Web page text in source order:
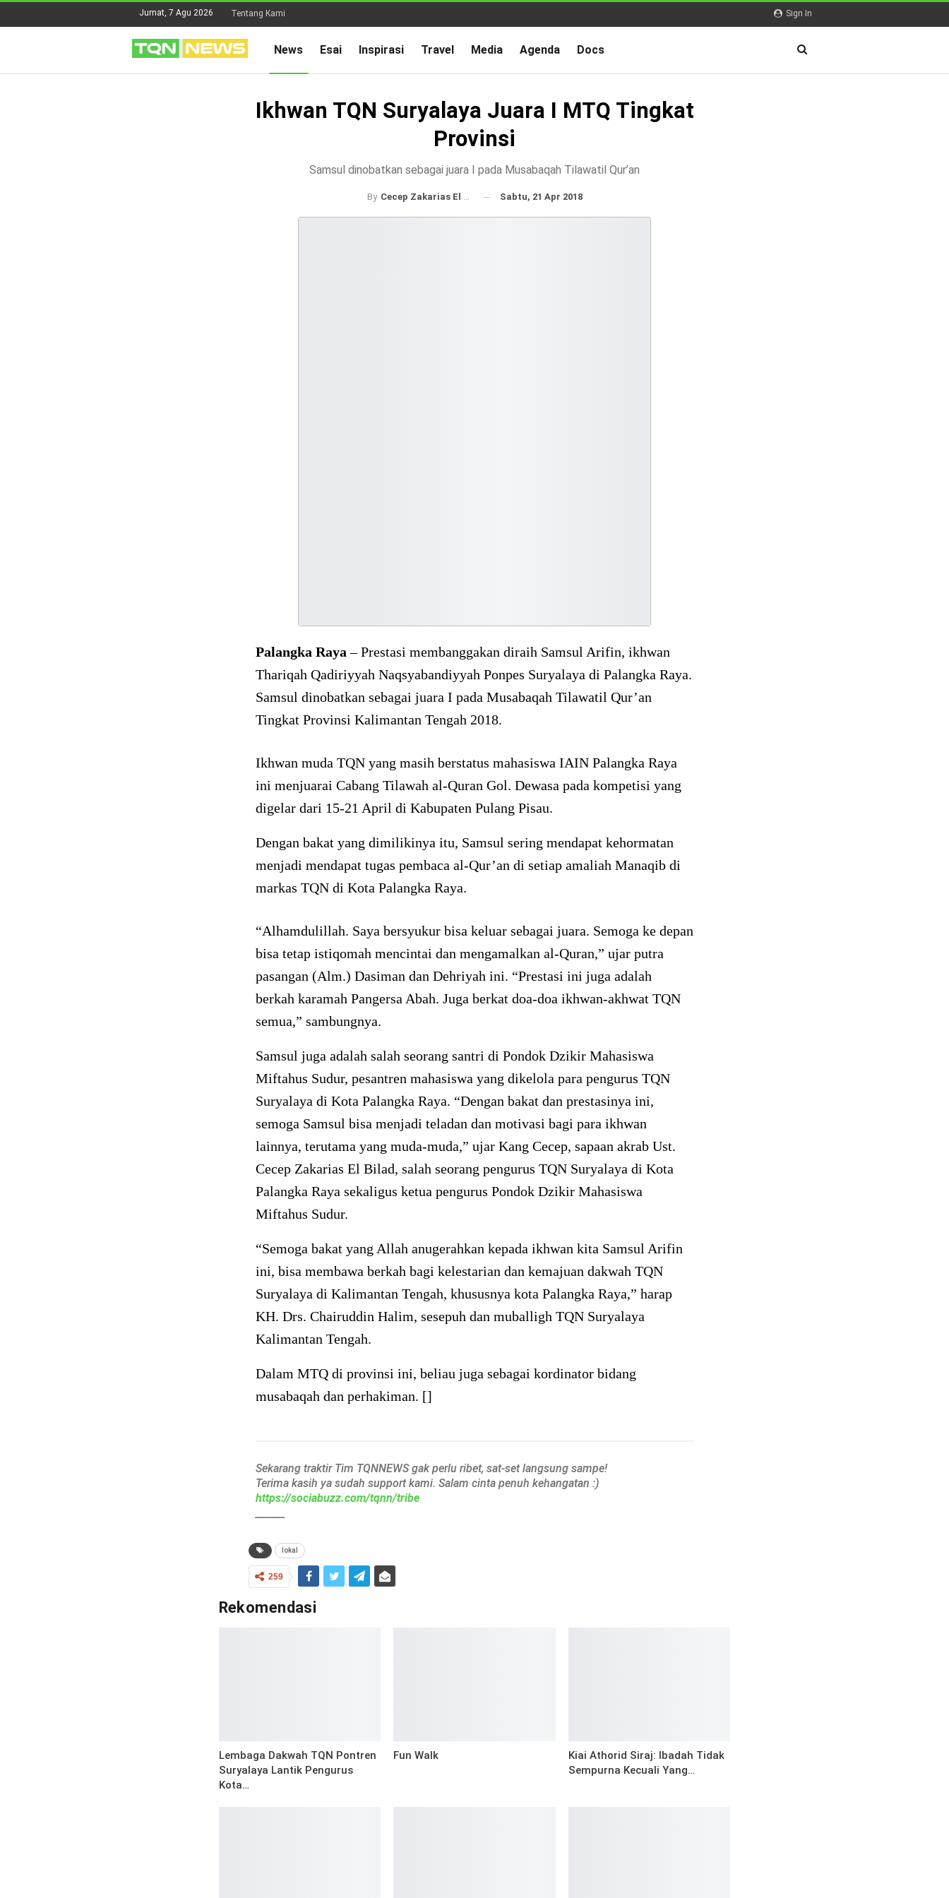
Sign In
Jumat, 7 Agu 2026 Tentang Kami
News Esai Inspirasi Travel Media Agenda Docs
Ikhwan TQN Suryalaya Juara I MTQ Tingkat
Provinsi
Samsul dinobatkan sebagai juara I pada Musabaqah Tilawatil Qur’an
By Cecep Zakarias El Bilad Sabtu, 21 Apr 2018
Palangka Raya – Prestasi membanggakan diraih Samsul Arifin, ikhwan
Thariqah Qadiriyyah Naqsyabandiyyah Ponpes Suryalaya di Palangka Raya.
Samsul dinobatkan sebagai juara I pada Musabaqah Tilawatil Qur’an
Tingkat Provinsi Kalimantan Tengah 2018.
Ikhwan muda TQN yang masih berstatus mahasiswa IAIN Palangka Raya
ini menjuarai Cabang Tilawah al-Quran Gol. Dewasa pada kompetisi yang
digelar dari 15-21 April di Kabupaten Pulang Pisau.
Dengan bakat yang dimilikinya itu, Samsul sering mendapat kehormatan
menjadi mendapat tugas pembaca al-Qur’an di setiap amaliah Manaqib di
markas TQN di Kota Palangka Raya.
“Alhamdulillah. Saya bersyukur bisa keluar sebagai juara. Semoga ke depan
bisa tetap istiqomah mencintai dan mengamalkan al-Quran,” ujar putra
pasangan (Alm.) Dasiman dan Dehriyah ini. “Prestasi ini juga adalah
berkah karamah Pangersa Abah. Juga berkat doa-doa ikhwan-akhwat TQN
semua,” sambungnya.
Samsul juga adalah salah seorang santri di Pondok Dzikir Mahasiswa
Miftahus Sudur, pesantren mahasiswa yang dikelola para pengurus TQN
Suryalaya di Kota Palangka Raya. “Dengan bakat dan prestasinya ini,
semoga Samsul bisa menjadi teladan dan motivasi bagi para ikhwan
lainnya, terutama yang muda-muda,” ujar Kang Cecep, sapaan akrab Ust.
Cecep Zakarias El Bilad, salah seorang pengurus TQN Suryalaya di Kota
Palangka Raya sekaligus ketua pengurus Pondok Dzikir Mahasiswa
Miftahus Sudur.
“Semoga bakat yang Allah anugerahkan kepada ikhwan kita Samsul Arifin
ini, bisa membawa berkah bagi kelestarian dan kemajuan dakwah TQN
Suryalaya di Kalimantan Tengah, khususnya kota Palangka Raya,” harap
KH. Drs. Chairuddin Halim, sesepuh dan muballigh TQN Suryalaya
Kalimantan Tengah.
Dalam MTQ di provinsi ini, beliau juga sebagai kordinator bidang
musabaqah dan perhakiman. []
Sekarang traktir Tim TQNNEWS gak perlu ribet, sat-set langsung sampe!
Terima kasih ya sudah support kami. Salam cinta penuh kehangatan :)
https://sociabuzz.com/tqnn/tribe
lokal
259
Rekomendasi
Lembaga Dakwah TQN Pontren
Suryalaya Lantik Pengurus
Kota…
Fun Walk
Kiai Athorid Siraj: Ibadah Tidak
Sempurna Kecuali Yang…